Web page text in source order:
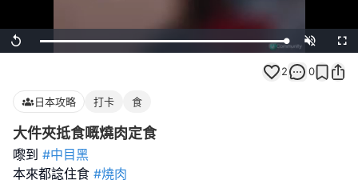
Replay Loaded:
100.00%
Unmute
2 0
日本攻略 打卡 食
大件夾抵食嘅燒肉定食
嚟到 #中目黑
本來都諗住食 #燒肉